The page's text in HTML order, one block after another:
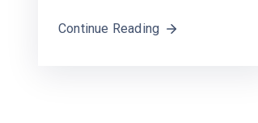
Continue Reading